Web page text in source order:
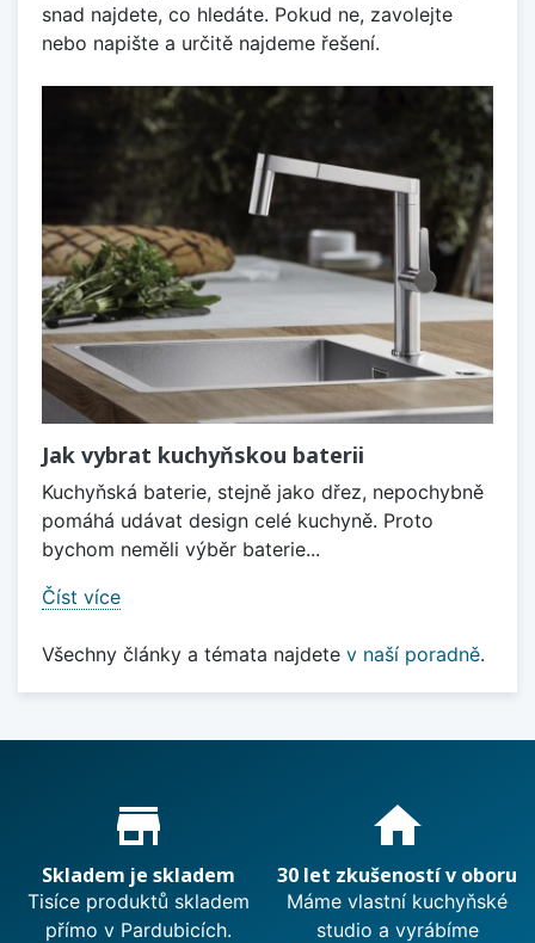
snad najdete, co hledáte. Pokud ne, zavolejte
nebo napište a určitě najdeme řešení.
Jak vybrat kuchyňskou baterii
Kuchyňská baterie, stejně jako dřez, nepochybně
pomáhá udávat design celé kuchyně. Proto
bychom neměli výběr baterie...
Číst více
Všechny články a témata najdete v naší poradně.
Proč nakupovat u nás?
store_mall_directory
Skladem je skladem
Tisíce produktů skladem
přímo v Pardubicích.
home
30 let zkušeností v oboru
Máme vlastní kuchyňské
studio a vyrábíme